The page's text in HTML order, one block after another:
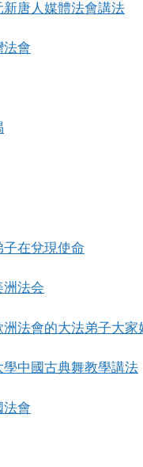
新唐人媒體法會講法
法會
子在兌現使命
洲法会
法會的大法弟子大家
學中國古典舞教學講法
法會